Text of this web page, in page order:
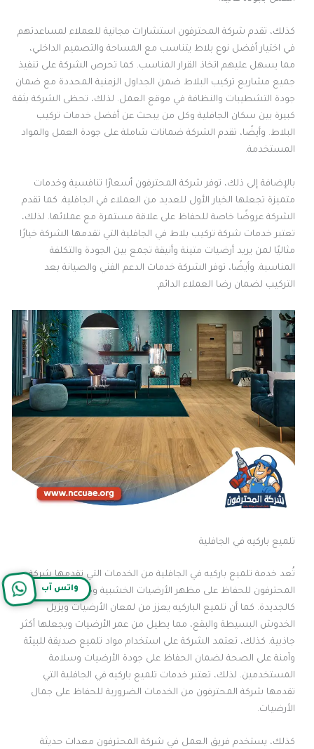
كذلك، تقدم شركة المحترفون استشارات مجانية للعملاء لمساعدتهم
في اختيار أفضل نوع بلاط يتناسب مع المساحة والتصميم الداخلي،
مما يسهل عليهم اتخاذ القرار المناسب. كما تحرص الشركة على تنفيذ
جميع مشاريع تركيب البلاط ضمن الجداول الزمنية المحددة مع ضمان
جودة التشطيبات والنظافة في موقع العمل. لذلك، تحظى الشركة بثقة
كبيرة بين سكان الجافلية وكل من يبحث عن أفضل خدمات تركيب
البلاط. وأيضًا، تقدم الشركة ضمانات شاملة على جودة العمل والمواد
المستخدمة.
بالإضافة إلى ذلك، توفر شركة المحترفون أسعارًا تنافسية وخدمات
متميزة تجعلها الخيار الأول للعديد من العملاء في الجافلية. كما تقدم
الشركة عروضًا خاصة للحفاظ على علاقة مستمرة مع عملائها. لذلك،
تعتبر خدمات شركة تركيب بلاط في الجافلية التي تقدمها الشركة خيارًا
مثاليًا لمن يريد أرضيات متينة وأنيقة تجمع بين الجودة والتكلفة
المناسبة. وأيضًا، توفر الشركة خدمات الدعم الفني والصيانة بعد
التركيب لضمان رضا العملاء الدائم.
تلميع باركيه في الجافلية
تُعد خدمة تلميع باركيه في الجافلية من الخدمات التي تقدمها شركة
المحترفون للحفاظ على مظهر الأرضيات الخشبية وجعلها تبدو
كالجديدة. كما أن تلميع الباركيه يعزز من لمعان الأرضيات ويزيل
الخدوش البسيطة والبقع، مما يطيل من عمر الأرضيات ويجعلها أكثر
جاذبية. كذلك، تعتمد الشركة على استخدام مواد تلميع صديقة للبيئة
وآمنة على الصحة لضمان الحفاظ على جودة الأرضيات وسلامة
المستخدمين. لذلك، تعتبر خدمات تلميع باركيه في الجافلية التي
تقدمها شركة المحترفون من الخدمات الضرورية للحفاظ على جمال
الأرضيات.
كذلك، يستخدم فريق العمل في شركة المحترفون معدات حديثة
واتس آب